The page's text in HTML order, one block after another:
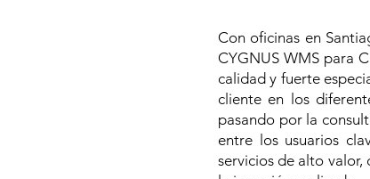
Con oficinas en
CYGNUS WMS para
calidad y fuerte
cliente en los
pasando por la
entre los usuarios
servicios de alto